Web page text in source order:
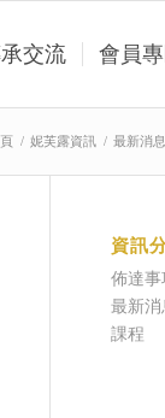
交流 會員
/ 妮芙露資訊 / 最新消息
資訊
佈達事
最新消
課程